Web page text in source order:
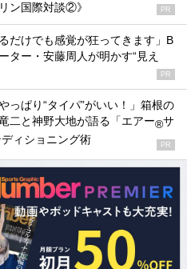
ン国際対談②》
PR
だけでも感覚が狂ってきます」B
ター・安藤周人が明かす“見え
PR
っぱり“タイパ”がいい！」箱根の
二と神野大地が語る「エアー®サ
ディショニング術 PR